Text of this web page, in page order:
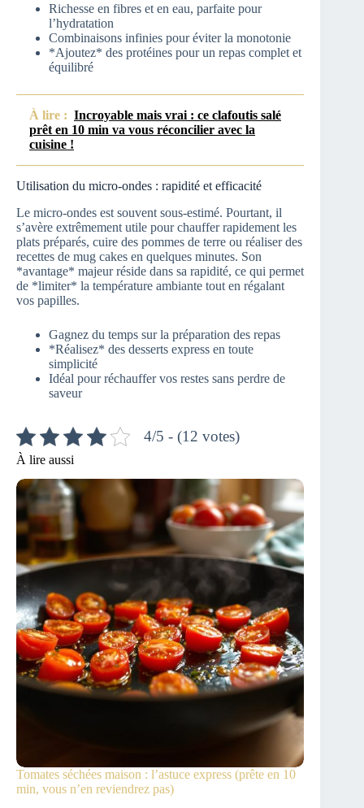
Richesse en fibres et en eau, parfaite pour
l’hydratation
Combinaisons infinies pour éviter la monotonie
*Ajoutez* des protéines pour un repas complet et
équilibré
À lire : Incroyable mais vrai : ce clafoutis salé
prêt en 10 min va vous réconcilier avec la
cuisine !
Utilisation du micro-ondes : rapidité et efficacité
Le micro-ondes est souvent sous-estimé. Pourtant, il
s’avère extrêmement utile pour chauffer rapidement les
plats préparés, cuire des pommes de terre ou réaliser des
recettes de mug cakes en quelques minutes. Son
*avantage* majeur réside dans sa rapidité, ce qui permet
de *limiter* la température ambiante tout en régalant
vos papilles.
Gagnez du temps sur la préparation des repas
*Réalisez* des desserts express en toute
simplicité
Idéal pour réchauffer vos restes sans perdre de
saveur
4/5 - (12 votes)
À lire aussi
Tomates séchées maison : l’astuce express (prête en 10
min, vous n’en reviendrez pas)